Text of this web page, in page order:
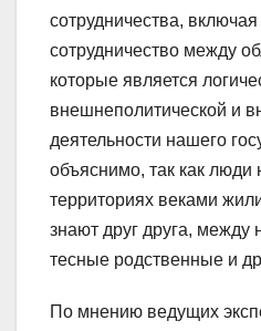
сотрудничества,
сотрудничество между
которые является
внешнеполитической и
деятельности нашего
объяснимо, так как люди
территориях веками
знают друг друга, между
тесные родственные и
По мнению ведущих